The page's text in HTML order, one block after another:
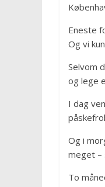
Eneste
Og vi
Selvom
og lege
I dag
Og i
meget –
To